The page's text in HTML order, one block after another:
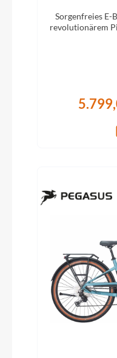
Sorgenfreies E-
revolutionärem